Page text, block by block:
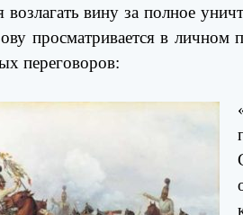
возлагать вину за полное
просматривается в
переговоров: